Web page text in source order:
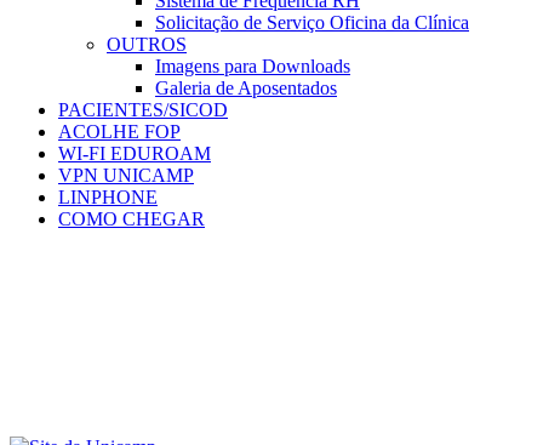
Solicitação de Serviço Oficina da Clínica
OUTROS
Imagens para Downloads
Galeria de Aposentados
PACIENTES/SICOD
ACOLHE FOP
WI-FI EDUROAM
VPN UNICAMP
LINPHONE
COMO CHEGAR